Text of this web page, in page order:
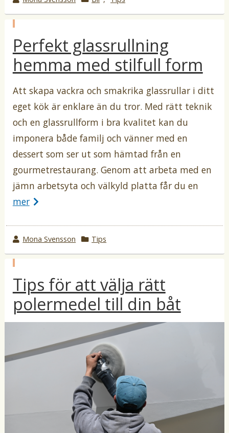
r
t
e
b
y
a
g
o
r
i
u
b
l
i
c
r
t
i
Perfekt glassrullning
hemma med stilfull form
Att skapa vackra och smakrika glassrullar i ditt
eget kök är enklare än du tror. Med rätt teknik
och en glassrullform i bra kvalitet kan du
imponera både familj och vänner med en
dessert som ser ut som hämtad från en
gourmetrestaurang. Genom att arbeta med en
jämn arbetsyta och välkyld platta får du en
mer
w
r
t
e
b
y
Mona Svensson
k
a
e
g
o
r
i
Tips
u
b
l
i
c
e
t
i
Tips för att välja rätt
polermedel till din båt